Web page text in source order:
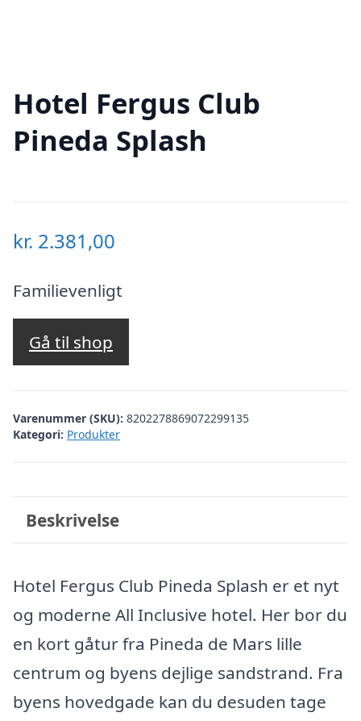
Hotel Fergus Club
Pineda Splash
kr. 2.381,00
Familievenligt
Gå til shop
Varenummer (SKU): 8202278869072299135
Kategori: Produkter
Beskrivelse
Hotel Fergus Club Pineda Splash er et nyt
og moderne All Inclusive hotel. Her bor du
en kort gåtur fra Pineda de Mars lille
centrum og byens dejlige sandstrand. Fra
byens hovedgade kan du desuden tage